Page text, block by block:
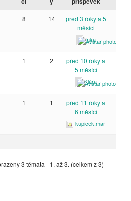
8 14
před 3 roky a 5
měsíci
Inka
1 2
před 10 roky a
5 měsíci
Klára
1 1
před 11 roky a
6 měsíci
kupicek.mar
3 témata - 1. až 3. (celkem z 3)